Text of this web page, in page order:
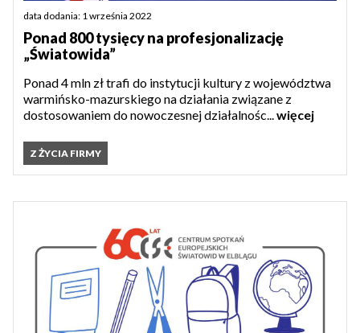
data dodania: 1 września 2022
Ponad 800 tysięcy na profesjonalizację
„Światowida”
Ponad 4 mln zł trafi do instytucji kultury z województwa
warmińsko-mazurskiego na działania związane z
dostosowaniem do nowoczesnej działalnośc...więcej
Z ŻYCIA FIRMY